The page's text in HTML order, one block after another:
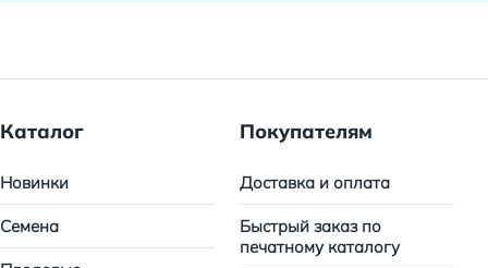
Каталог
Новинки
Семена
Покупателям
Доставка и оплата
Быстрый заказ по
печатному каталогу